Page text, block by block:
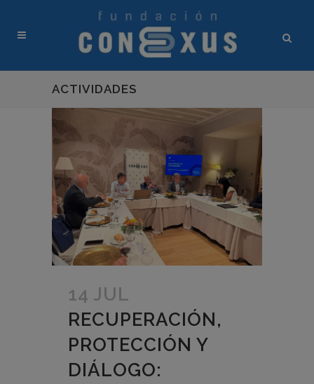
ACTIVIDADES
14 JUL
RECUPERACIÓN,
PROTECCIÓN Y
DIÁLOGO: